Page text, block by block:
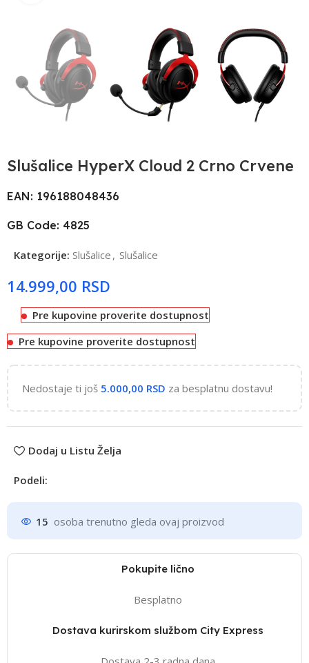
Slušalice HyperX Cloud 2 Crno Crvene
EAN: 196188048436
GB Code: 4825
Kategorije: Slušalice , Slušalice
RSD
Pre kupovine proverite dostupnost
Pre kupovine proverite dostupnost
Nedostaje ti još 5.000,00 RSD za besplatnu dostavu!
Dodaj u Listu Želja
Podeli:
15 osoba trenutno gleda ovaj proizvod
Pokupite lično
Besplatno
Dostava kurirskom službom City Express